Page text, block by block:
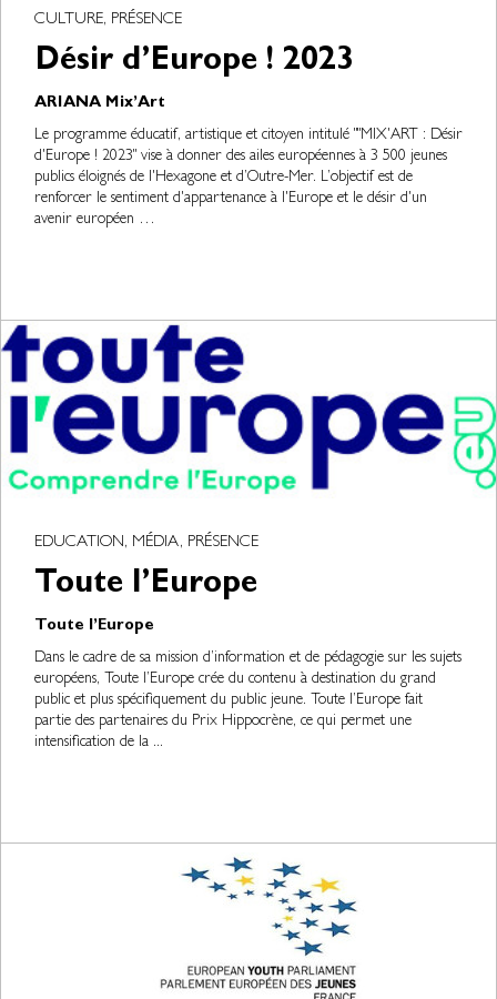
CULTURE, PRÉSENCE
Désir d’Europe ! 2023
ARIANA Mix’Art
Le programme éducatif, artistique et citoyen intitulé ""MIX'ART : Désir
d'Europe ! 2023" vise à donner des ailes européennes à 3 500 jeunes
publics éloignés de l'Hexagone et d’Outre-Mer. L’objectif est de
renforcer le sentiment d'appartenance à l'Europe et le désir d'un
avenir européen …
EDUCATION, MÉDIA, PRÉSENCE
Toute l’Europe
Toute l’Europe
Dans le cadre de sa mission d’information et de pédagogie sur les sujets
européens, Toute l’Europe crée du contenu à destination du grand
public et plus spécifiquement du public jeune. Toute l’Europe fait
partie des partenaires du Prix Hippocrène, ce qui permet une
intensification de la ...